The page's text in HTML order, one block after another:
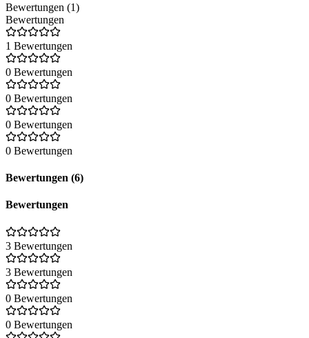
Bewertungen (1)
Bewertungen
1 Bewertungen
0 Bewertungen
0 Bewertungen
0 Bewertungen
0 Bewertungen
Bewertungen (6)
Bewertungen
3 Bewertungen
3 Bewertungen
0 Bewertungen
0 Bewertungen